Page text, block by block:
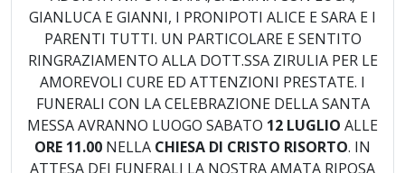
GIANLUCA E GIANNI, I PRONIPOTI ALICE E SARA E I
PARENTI TUTTI. UN PARTICOLARE E SENTITO
RINGRAZIAMENTO ALLA DOTT.SSA ZIRULIA PER LE
AMOREVOLI CURE ED ATTENZIONI PRESTATE. I
FUNERALI CON LA CELEBRAZIONE DELLA SANTA
MESSA AVRANNO LUOGO SABATO 12 LUGLIO ALLE
ORE 11.00 NELLA CHIESA DI CRISTO RISORTO. IN
ATTESA DEI FUNERALI LA NOSTRA AMATA RIPOSA